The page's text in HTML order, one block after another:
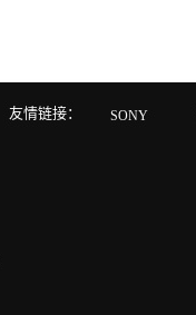
友情链接： SONY